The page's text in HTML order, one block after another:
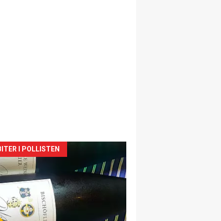
I POLLISTEN